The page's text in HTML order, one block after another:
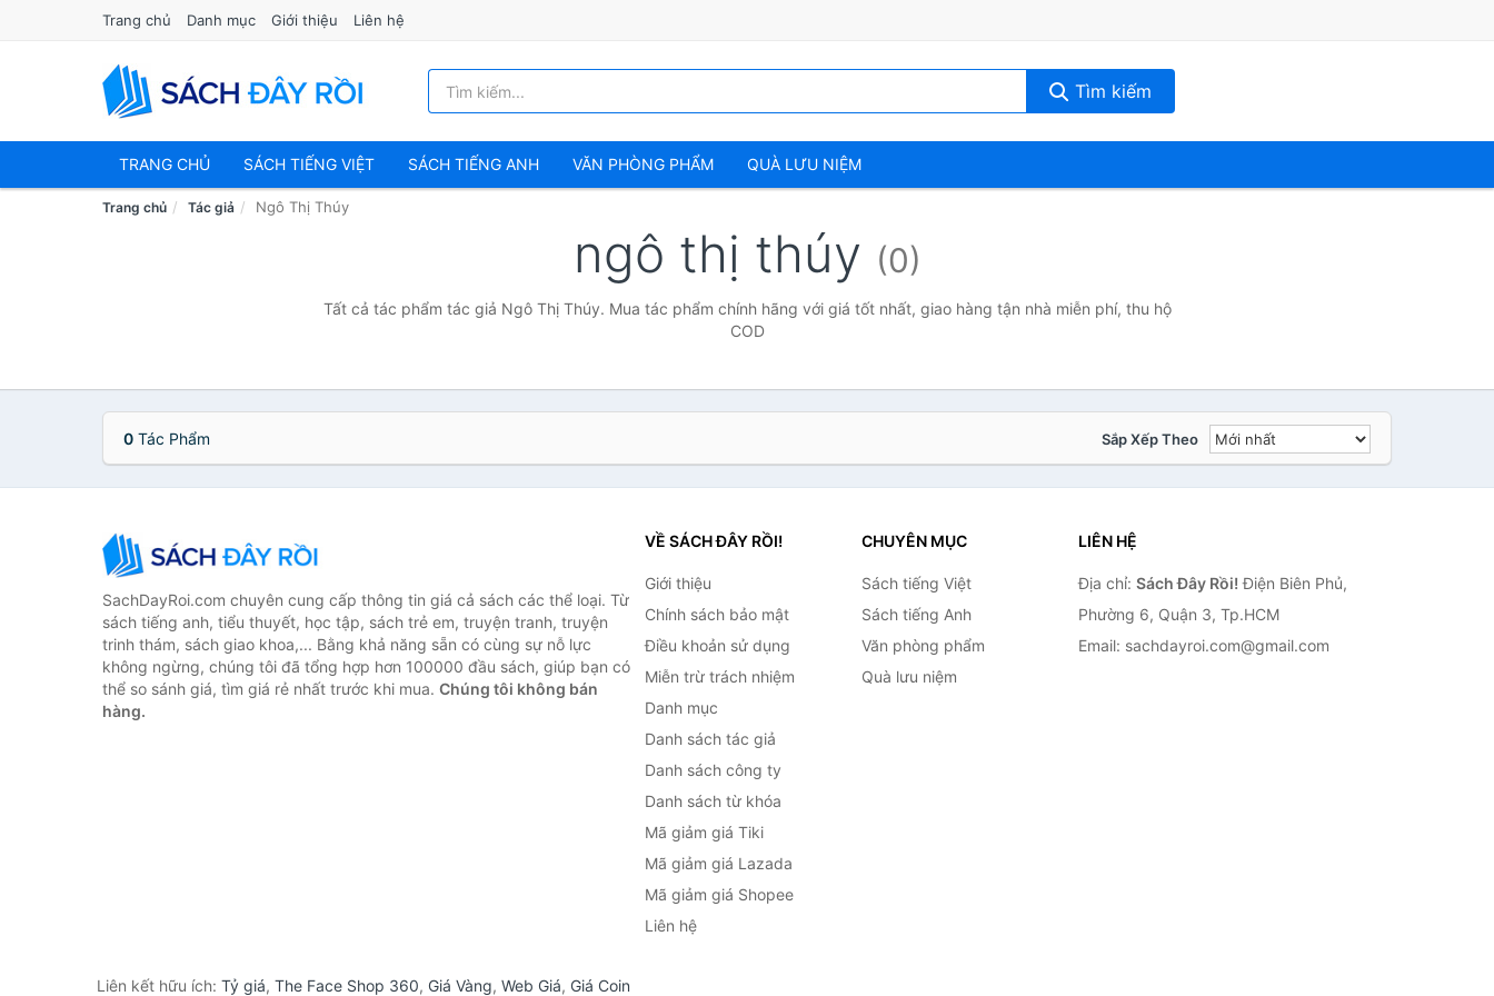
Trang chủ Danh mục Giới thiệu Liên hệ
Tìm kiếm
TRANG CHỦ SÁCH TIẾNG VIỆT SÁCH TIẾNG ANH VĂN PHÒNG PHẨM QUÀ LƯU NIỆM
Trang chủ Tác giả Ngô Thị Thúy
ngô thị thúy (0)
Tất cả tác phẩm tác giả Ngô Thị Thúy. Mua tác phẩm chính hãng với giá tốt nhất, giao hàng tận nhà miễn phí, thu hộ
COD
0 Tác Phẩm Sắp Xếp Theo
SachDayRoi.com chuyên cung cấp thông tin giá cả sách các thể loại. Từ
sách tiếng anh, tiểu thuyết, học tập, sách trẻ em, truyện tranh, truyện
trinh thám, sách giao khoa,... Bằng khả năng sẵn có cùng sự nỗ lực
không ngừng, chúng tôi đã tổng hợp hơn 100000 đầu sách, giúp bạn có
thể so sánh giá, tìm giá rẻ nhất trước khi mua. Chúng tôi không bán
hàng.
VỀ SÁCH ĐÂY RỒI!
Giới thiệu
Chính sách bảo mật
Điều khoản sử dụng
Miễn trừ trách nhiệm
Danh mục
Danh sách tác giả
Danh sách công ty
Danh sách từ khóa
Mã giảm giá Tiki
Mã giảm giá Lazada
Mã giảm giá Shopee
Liên hệ
CHUYÊN MỤC
Sách tiếng Việt
Sách tiếng Anh
Văn phòng phẩm
Quà lưu niệm
LIÊN HỆ
Địa chỉ: Sách Đây Rồi! Điện Biên Phủ,
Phường 6, Quận 3, Tp.HCM
Email: sachdayroi.com@gmail.com
Liên kết hữu ích: Tỷ giá, The Face Shop 360, Giá Vàng, Web Giá, Giá Coin